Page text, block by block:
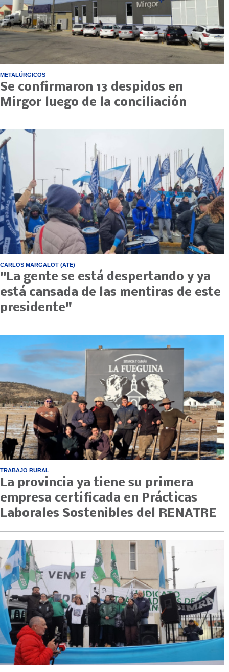
METALÚRGICOS
Se confirmaron 13 despidos en
Mirgor luego de la conciliación
CARLOS MARGALOT (ATE)
"La gente se está despertando y ya
está cansada de las mentiras de este
presidente"
TRABAJO RURAL
La provincia ya tiene su primera
empresa certificada en Prácticas
Laborales Sostenibles del RENATRE